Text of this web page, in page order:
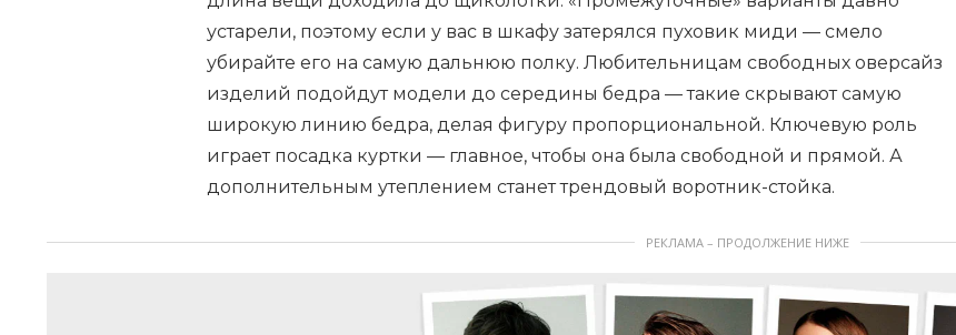
устарели, поэтому если у вас в шкафу затерялся пуховик миди — смело
убирайте его на самую дальнюю полку. Любительницам свободных оверсайз
изделий подойдут модели до середины бедра — такие скрывают самую
широкую линию бедра, делая фигуру пропорциональной. Ключевую роль
играет посадка куртки — главное, чтобы она была свободной и прямой. А
дополнительным утеплением станет трендовый воротник-стойка.
РЕКЛАМА – ПРОДОЛЖЕНИЕ НИЖЕ